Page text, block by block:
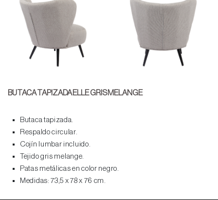
BUTACA TAPIZADA ELLE GRIS MELANGE
Butaca tapizada.
Respaldo circular.
Cojín lumbar incluido.
Tejido gris melange.
Patas metálicas en color negro.
Medidas: 73,5 x 78 x 76 cm.